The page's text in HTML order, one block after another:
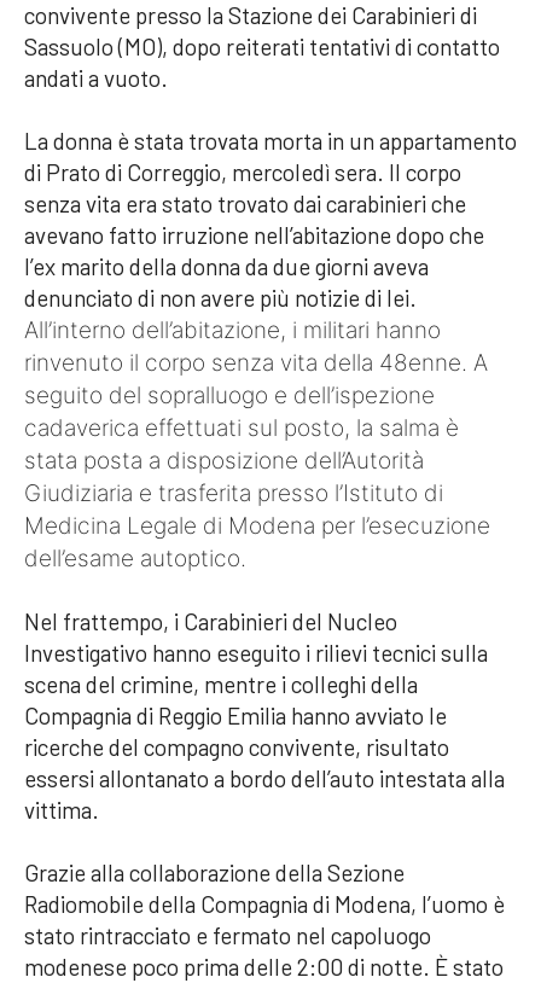
convivente presso la Stazione dei Carabinieri di
Sassuolo (MO), dopo reiterati tentativi di contatto
andati a vuoto.
La donna è stata trovata morta in un appartamento
di Prato di Correggio, mercoledì sera. Il corpo
senza vita era stato trovato dai carabinieri che
avevano fatto irruzione nell’abitazione dopo che
l’ex marito della donna da due giorni aveva
denunciato di non avere più notizie di lei.
All’interno dell’abitazione, i militari hanno
rinvenuto il corpo senza vita della 48enne. A
seguito del sopralluogo e dell’ispezione
cadaverica effettuati sul posto, la salma è
stata posta a disposizione dell’Autorità
Giudiziaria e trasferita presso l’Istituto di
Medicina Legale di Modena per l’esecuzione
dell’esame autoptico.
Nel frattempo, i Carabinieri del Nucleo
Investigativo hanno eseguito i rilievi tecnici sulla
scena del crimine, mentre i colleghi della
Compagnia di Reggio Emilia hanno avviato le
ricerche del compagno convivente, risultato
essersi allontanato a bordo dell’auto intestata alla
vittima.
Grazie alla collaborazione della Sezione
Radiomobile della Compagnia di Modena, l’uomo è
stato rintracciato e fermato nel capoluogo
modenese poco prima delle 2:00 di notte. È stato